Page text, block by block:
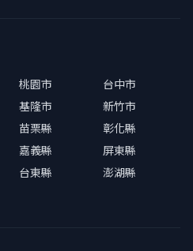
桃園市
台中市
基隆市
新竹市
苗栗縣
彰化縣
嘉義縣
屏東縣
台東縣
澎湖縣